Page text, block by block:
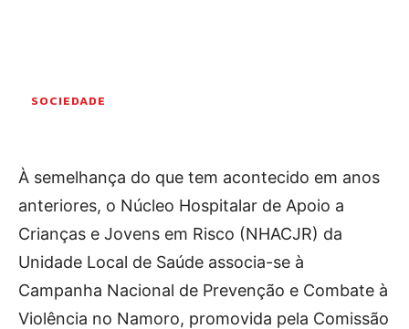
ANDANDO POR AÍ
COLUNISTAS do JSM
Assinaturas
Onde comprar o Jornal
Publicidade
SOCIEDADE
À semelhança do que tem acontecido em anos
anteriores, o Núcleo Hospitalar de Apoio a
Crianças e Jovens em Risco (NHACJR) da
Unidade Local de Saúde associa-se à
Campanha Nacional de Prevenção e Combate à
Violência no Namoro, promovida pela Comissão